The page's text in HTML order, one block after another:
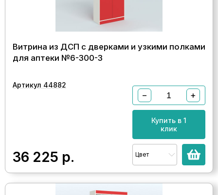
Витрина из ДСП с дверками и узкими полками
для аптеки №6-300-3
Артикул 44882
36 225 р.
− +
Купить в 1
клик
Цвет